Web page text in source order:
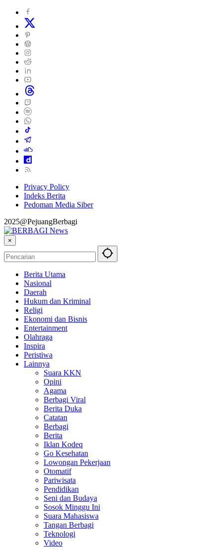
Privacy Policy
Indeks Berita
Pedoman Media Siber
2025@PejuangBerbagi
×
Berita Utama
Nasional
Daerah
Hukum dan Kriminal
Religi
Ekonomi dan Bisnis
Entertainment
Olahraga
Inspira
Peristiwa
Lainnya
Suara KKN
Opini
Agama
Berbagi Viral
Berita Duka
Catatan
Berbagi
Berita
Iklan Kodeq
Go Kesehatan
Lowongan Pekerjaan
Otomatif
Pariwisata
Pendidikan
Seni dan Budaya
Sosok Minggu Ini
Suara Mahasiswa
Tangan Berbagi
Teknologi
Video